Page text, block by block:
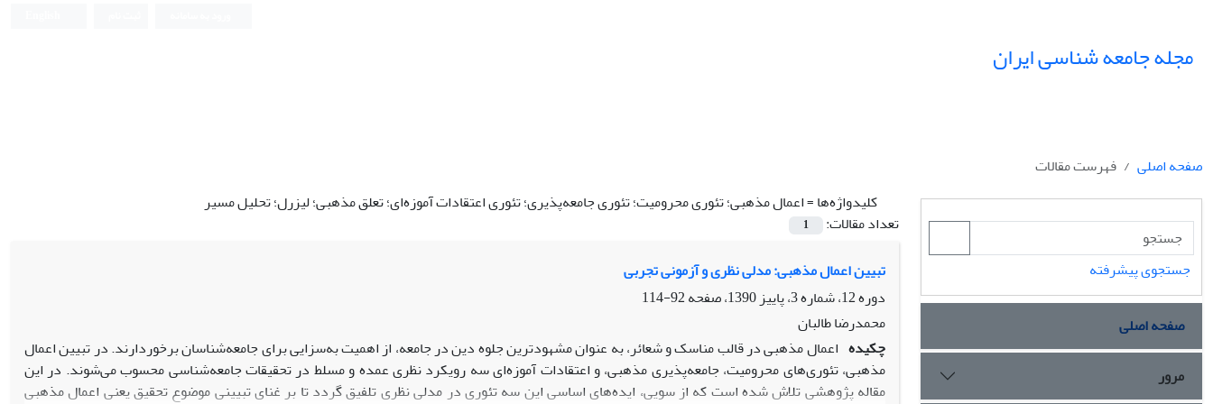
مجله جامعه شناسی ایران
صفحه اصلی
فهرست مقالات
کلیدواژه‌ها =اعمال مذهبى؛ تئورى محرومیت؛ تئورى جامعه‌پذیرى؛ تئورى اعتقادات آموزه‌اى؛ تعلق مذهبى؛ لیزرل؛ تحلیل مسیر
تعداد مقالات:
1
تبیین اعمال مذهبى: مدلى نظرى و آزمونى تجربى
دوره 12، شماره 3، پاییز 1390، صفحه
92-114
محمدرضا طالبان
چکیده اعمال مذهبى در قالب مناسک و شعائر، به عنوان مشهودترین جلوه دین در جامعه، از اهمیت به‌سزایى براى جامعه‌شناسان برخوردارند. در تبیین اعمال
مذهبى، تئورى‌هاى محرومیت، جامعه‌پذیرى مذهبى، و اعتقادات آموزه‌اى سه رویکرد نظرى عمده و مسلط در تحقیقات جامعه‌شناسى محسوب مى‌شوند. در این
مقاله پژوهشى تلاش شده است که از سویى، ایده‌هاى اساسى این سه تئورى در مدلى نظرى تلفیق گردد تا بر غناى تبیینى موضوع تحقیق یعنى اعمال مذهبى
جستجوی پیشرفته
صفحه اصلی
مرور